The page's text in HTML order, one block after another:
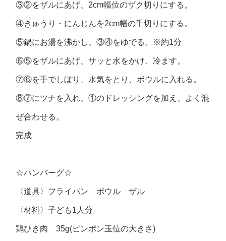
③②をザルにあげ、2cm幅位のザク切りにする。
④きゅうり・にんじんを2cm幅の千切りにする。
⑤鍋にお湯を沸かし、③④をゆでる。※約1分
⑥⑤をザルにあげ、サッと水をかけ、冷ます。
⑦⑥を手でしぼり、水気をとり、ボウルに入れる。
⑧⑦にツナを入れ、①のドレッシングを加え、よく混
ぜ合わせる。
完成
☆ハンバーグ☆
〈道具〉フライパン ボウル ザル
〈材料〉子ども1人分
鶏ひき肉 35g(ピンポン玉位の大きさ)